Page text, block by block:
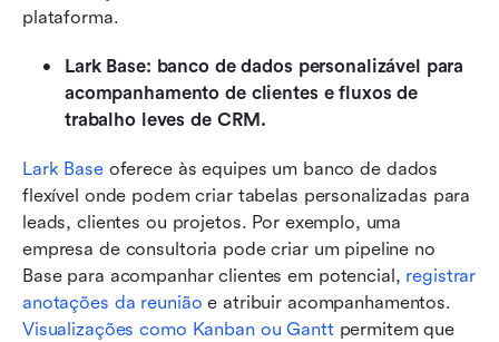
plataforma.
Lark Base: banco de dados personalizável para
acompanhamento de clientes e fluxos de
trabalho leves de CRM.
Lark Base oferece às equipes um banco de dados
flexível onde podem criar tabelas personalizadas para
leads, clientes ou projetos. Por exemplo, uma
empresa de consultoria pode criar um pipeline no
Base para acompanhar clientes em potencial, registrar
anotações da reunião
Visualizações como Kanban ou Gantt permitem que